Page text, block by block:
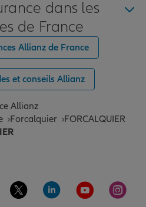
dans les
de France
Allianz de France
et conseils Allianz
Allianz
Forcalquier
FORCALQUIER
sur la page Facebook de Allianz
Aller sur la page Twitter de
Aller sur la page
Aller sur la
Aller